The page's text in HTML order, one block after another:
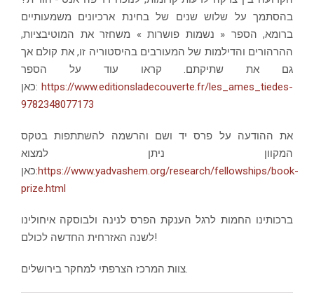
בהסתמך על שלוש שנים של בחינת ארכיונים משמעותיים
ברומא, הספר « נשמות פושרות » משחזר את המוטיבציות,
ההרהורים והדילמות של המעורבים בהיסטוריה זו, את קולם אך
גם את שתיקתם. קראו עוד על הספר
כאן: https://www.editionsladecouverte.fr/les_ames_tiedes-
9782348077173
את ההודעה על פרס יד ושם והרשמה להשתתפות בטקס
המקוון ניתן למצוא
כאן:https://www.yadvashem.org/research/fellowships/book-
prize.html
ברכותינו החמות לרגל הענקת הפרס לנינה ולבוסקה איחולינו
לשנה האזרחית החדשה לכולם!
צוות המרכז הצרפתי למחקר בירושלים.